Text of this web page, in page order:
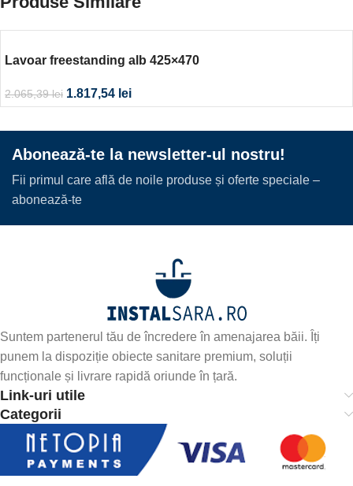
Lavoar freestanding alb 425×470
2.065,39lei 1.817,54 lei
Abonează-te la newsletter-ul nostru!
Fii primul care află de noile produse și oferte speciale –
abonează-te
Suntem partenerul tău de încredere în amenajarea băii. Îți
punem la dispoziție obiecte sanitare premium, soluții
funcționale și livrare rapidă oriunde în țară.
Link-uri utile
Categorii